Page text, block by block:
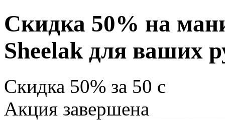
Скидка 50% на
Sheelak для ваших
Скидка 50% за 50 c
Акция завершена